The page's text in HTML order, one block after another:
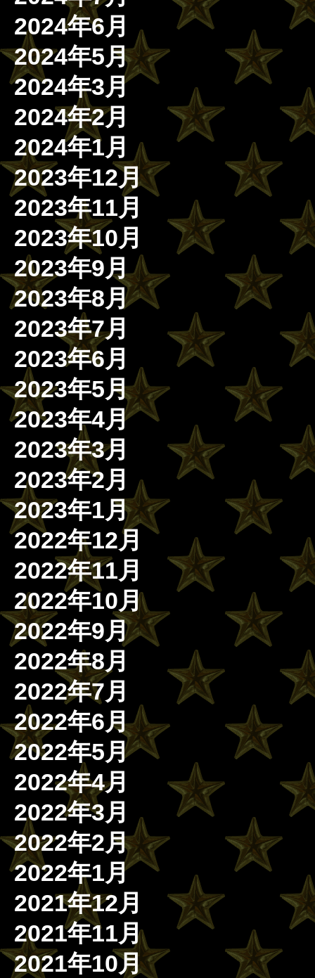
2024年6月
2024年5月
2024年3月
2024年2月
2024年1月
2023年12月
2023年11月
2023年10月
2023年9月
2023年8月
2023年7月
2023年6月
2023年5月
2023年4月
2023年3月
2023年2月
2023年1月
2022年12月
2022年11月
2022年10月
2022年9月
2022年8月
2022年7月
2022年6月
2022年5月
2022年4月
2022年3月
2022年2月
2022年1月
2021年12月
2021年11月
2021年10月